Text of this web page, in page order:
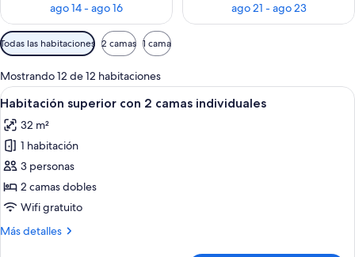
ago 14 - ago 16
ago 21 - ago 23
Filtros
disponibles
para
las
habitaciones
Todas las habitaciones 2 camas 1 cama
Mostrando 12 de 12 habitaciones
Ver
todas
las
fotos
de
Habitación
superior
2
Habitación de hotel con dos camas,
5
Habitación superior con 2 camas individuales
32 m²
1 habitación
3 personas
2 camas dobles
Wifi gratuito
Más detalles
Más